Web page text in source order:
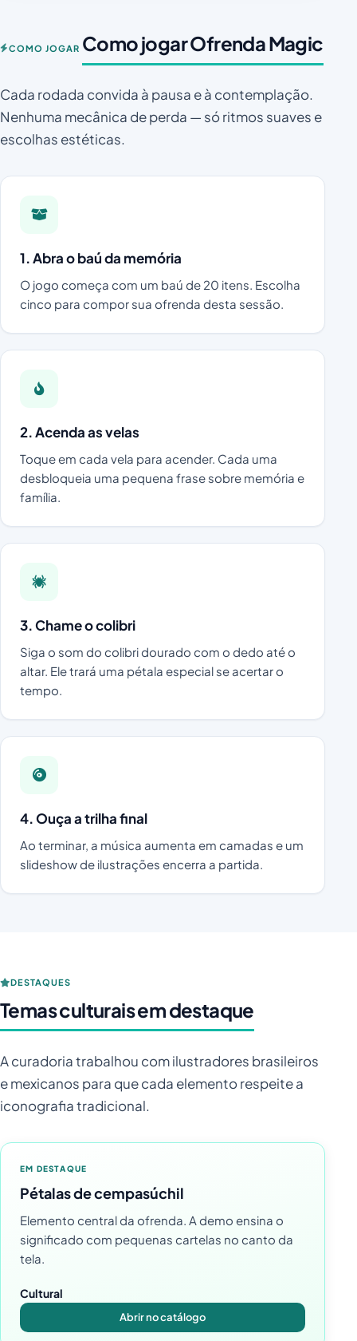
COMO JOGAR Como jogar Ofrenda Magic
Cada rodada convida à pausa e à contemplação.
Nenhuma mecânica de perda — só ritmos suaves e
escolhas estéticas.
1. Abra o baú da memória
O jogo começa com um baú de 20 itens. Escolha
cinco para compor sua ofrenda desta sessão.
2. Acenda as velas
Toque em cada vela para acender. Cada uma
desbloqueia uma pequena frase sobre memória e
família.
3. Chame o colibri
Siga o som do colibri dourado com o dedo até o
altar. Ele trará uma pétala especial se acertar o
tempo.
4. Ouça a trilha final
Ao terminar, a música aumenta em camadas e um
slideshow de ilustrações encerra a partida.
DESTAQUES
Temas culturais em destaque
A curadoria trabalhou com ilustradores brasileiros
e mexicanos para que cada elemento respeite a
iconografia tradicional.
EM DESTAQUE
Pétalas de cempasúchil
Elemento central da ofrenda. A demo ensina o
significado com pequenas cartelas no canto da
tela.
Cultural
Abrir no catálogo